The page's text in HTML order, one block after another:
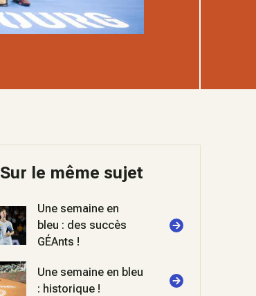
Sur le même sujet
Une semaine en
bleu : des succès
GÉAnts !
Une semaine en bleu
: historique !